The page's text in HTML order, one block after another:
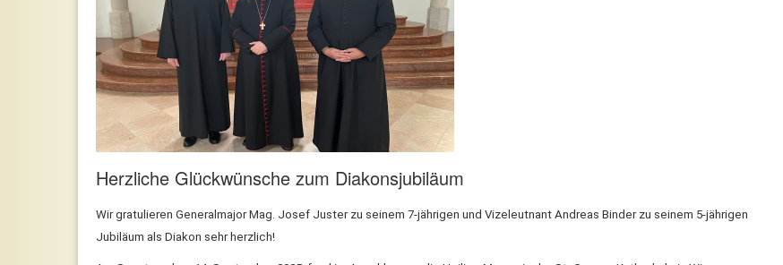
Herzliche Glückwünsche zum Diakonsjubiläum
Wir gratulieren Generalmajor Mag. Josef Juster zu seinem 7-jährigen und Vizeleutnant Andreas Binder zu seinem 5-jährigen
Jubiläum als Diakon sehr herzlich!